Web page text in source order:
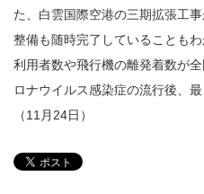
た、白雲国際空港の三期拡張工
整備も随時完了していることも
利用者数や飛行機の離発着数が
ロナウイルス感染症の流行後、
（11月24日）